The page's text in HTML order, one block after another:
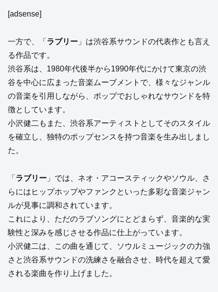
[adsense]
一方で、「 ラブリー 」は渋谷系サウンドの代表作とも言え
る作品です。
渋谷系は、1980年代後半から1990年代にかけて東京の渋
谷を中心に広まった音楽ムーブメントで、様々なジャンル
の音楽を引用しながら、ポップでおしゃれなサウンドを特
徴としています。
小沢健二もまた、渋谷系アーティストとしてそのスタイル
を確立し、独特のポップセンスを持つ音楽を生み出しまし
た。
「 ラブリー 」では、ネオ・アコースティックやソウル、さ
らにはヒップホップやファンクといった多彩な音楽ジャン
ルが見事に調和されています。
これにより、ただのラブソングにとどまらず、音楽的な実
験性と深みを感じさせる作品に仕上がっています。
小沢健二は、この曲を通じて、ソウルミュージックの力強
さと渋谷系サウンドの洗練さを融合させ、時代を超えて愛
される楽曲を作り上げました。